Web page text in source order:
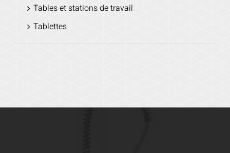
Tables et stations de travail
Tablettes